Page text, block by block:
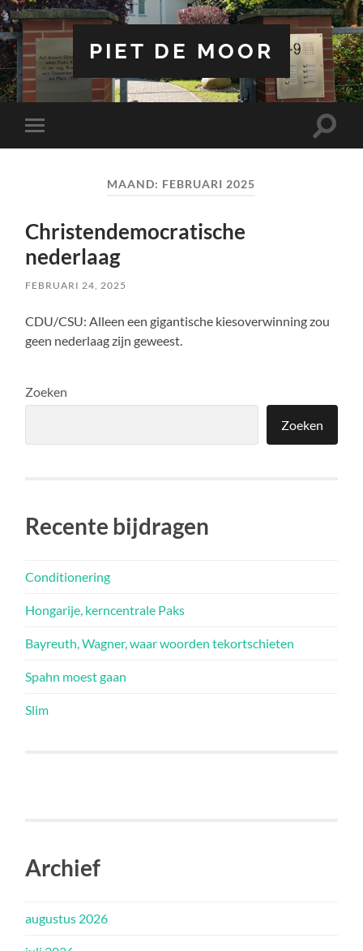
PIET DE MOOR
Toggle
mobiel
Toggle
MAAND: FEBRUARI 2025
Christendemocratische
nederlaag
FEBRUARI 24, 2025
CDU/CSU: Alleen een gigantische kiesoverwinning zou
geen nederlaag zijn geweest.
Zoeken
Zoeken
Recente bijdragen
Conditionering
Hongarije, kerncentrale Paks
Bayreuth, Wagner, waar woorden tekortschieten
Spahn moest gaan
Slim
Archief
augustus 2026